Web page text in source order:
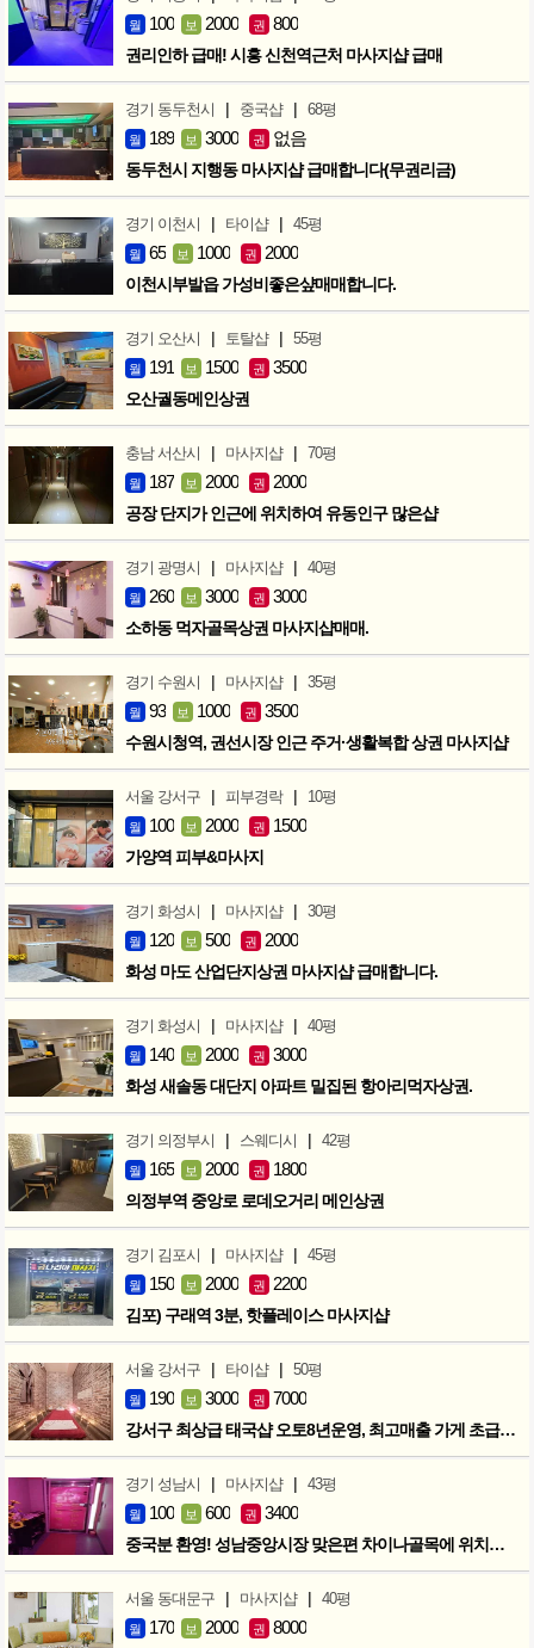
월 100 보 2000 권 800
권리인하 급매! 시흥 신천역근처 마사지샵 급매
경기 동두천시 | 중국샵 | 68평
월 189 보 3000 권 없음
동두천시 지행동 마사지샵 급매합니다(무권리금)
경기 이천시 | 타이샵 | 45평
월 65 보 1000 권 2000
이천시부발읍 가성비좋은샾매매합니다.
경기 오산시 | 토탈샵 | 55평
월 191 보 1500 권 3500
오산궐동메인상권
충남 서산시 | 마사지샵 | 70평
월 187 보 2000 권 2000
공장 단지가 인근에 위치하여 유동인구 많은샵
경기 광명시 | 마사지샵 | 40평
월 260 보 3000 권 3000
소하동 먹자골목상권 마사지샵매매.
경기 수원시 | 마사지샵 | 35평
월 93 보 1000 권 3500
수원시청역, 권선시장 인근 주거·생활복합 상권 마사지샵
서울 강서구 | 피부경락 | 10평
월 100 보 2000 권 1500
가양역 피부&마사지
경기 화성시 | 마사지샵 | 30평
월 120 보 500 권 2000
화성 마도 산업단지상권 마사지샵 급매합니다.
경기 화성시 | 마사지샵 | 40평
월 140 보 2000 권 3000
화성 새솔동 대단지 아파트 밀집된 항아리먹자상권.
경기 의정부시 | 스웨디시 | 42평
월 165 보 2000 권 1800
의정부역 중앙로 로데오거리 메인상권
경기 김포시 | 마사지샵 | 45평
월 150 보 2000 권 2200
김포) 구래역 3분, 핫플레이스 마사지샵
서울 강서구 | 타이샵 | 50평
월 190 보 3000 권 7000
강서구 최상급 태국샵 오토8년운영, 최고매출 가게 초급매!!!
경기 성남시 | 마사지샵 | 43평
월 100 보 600 권 3400
중국분 환영! 성남중앙시장 맞은편 차이나골목에 위치한 마사지샵
서울 동대문구 | 마사지샵 | 40평
월 170 보 2000 권 8000